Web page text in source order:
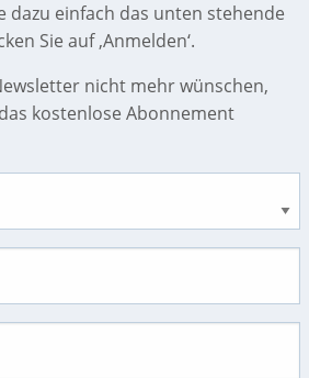
dazu einfach das unten stehende
Sie auf ‚Anmelden‘.
nicht mehr wünschen,
kostenlose Abonnement